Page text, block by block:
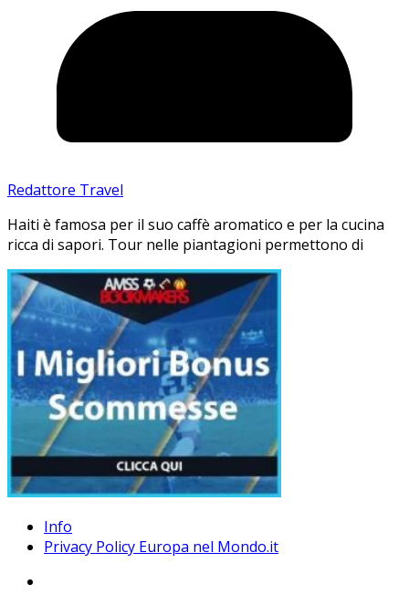
Redattore Travel
Haiti è famosa per il suo caffè aromatico e per la cucina
ricca di sapori. Tour nelle piantagioni permettono di
Info
Privacy Policy Europa nel Mondo.it